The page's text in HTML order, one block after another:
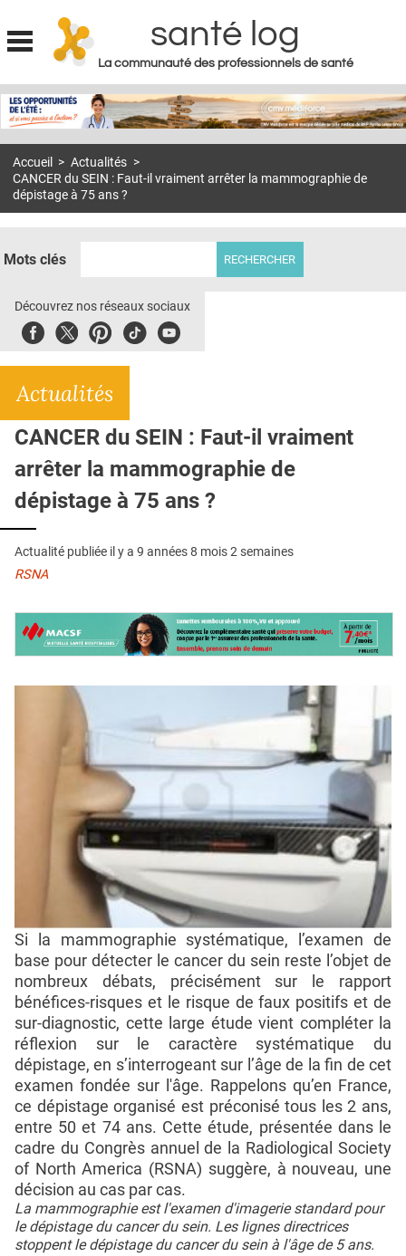
Jump to navigation
santé log
La communauté des professionnels de santé
MON COMPTE
S'ABONNER À LA REVUE SOIN À DOMICILE
ACTUS
E-REVUE SAD
THÉMA
CRÉDITS
Accueil > Actualités >
CANCER du SEIN : Faut-il vraiment arrêter la mammographie de
dépistage à 75 ans ?
Mots clés
Découvrez nos réseaux sociaux
FacebookTwitterPinterest
TiktokYoubute
Actualités
CANCER du SEIN : Faut-il vraiment
arrêter la mammographie de
dépistage à 75 ans ?
Actualité publiée il y a 9 années 8 mois 2 semaines
RSNA
Si la mammographie systématique, l’examen de
base pour détecter le cancer du sein reste l’objet de
nombreux débats, précisément sur le rapport
bénéfices-risques et le risque de faux positifs et de
sur-diagnostic, cette large étude vient compléter la
réflexion sur le caractère systématique du
dépistage, en s’interrogeant sur l’âge de la fin de cet
examen fondée sur l'âge. Rappelons qu’en France,
ce dépistage organisé est préconisé tous les 2 ans,
entre 50 et 74 ans. Cette étude, présentée dans le
cadre du Congrès annuel de la Radiological Society
of North America (RSNA) suggère, à nouveau, une
décision au cas par cas.
La mammographie est l'examen d'imagerie standard pour
le dépistage du cancer du sein. Les lignes directrices
stoppent le dépistage du cancer du sein à l'âge de 5 ans.